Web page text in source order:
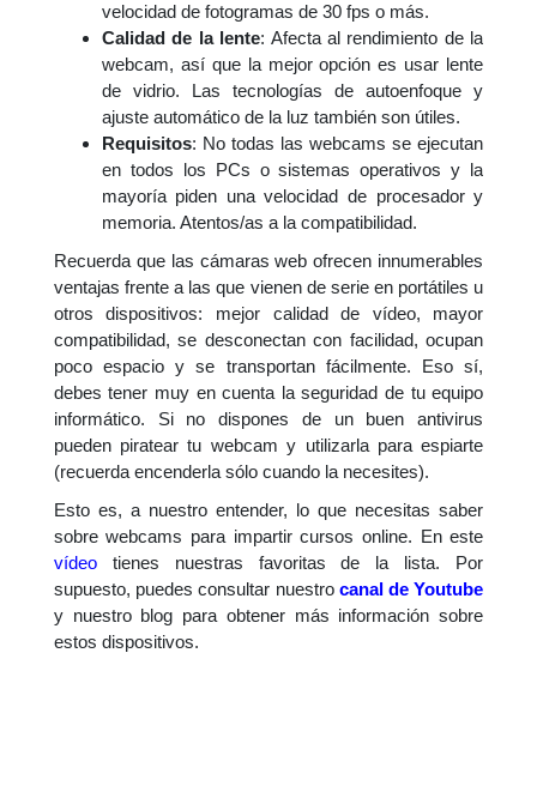
velocidad de fotogramas de 30 fps o más.
Calidad de la lente: Afecta al rendimiento de la
webcam, así que la mejor opción es usar lente
de vidrio. Las tecnologías de autoenfoque y
ajuste automático de la luz también son útiles.
Requisitos: No todas las webcams se ejecutan
en todos los PCs o sistemas operativos y la
mayoría piden una velocidad de procesador y
memoria. Atentos/as a la compatibilidad.
Recuerda que las cámaras web ofrecen innumerables
ventajas frente a las que vienen de serie en portátiles u
otros dispositivos: mejor calidad de vídeo, mayor
compatibilidad, se desconectan con facilidad, ocupan
poco espacio y se transportan fácilmente. Eso sí,
debes tener muy en cuenta la seguridad de tu equipo
informático. Si no dispones de un buen antivirus
pueden piratear tu webcam y utilizarla para espiarte
(recuerda encenderla sólo cuando la necesites).
Esto es, a nuestro entender, lo que necesitas saber
sobre webcams para impartir cursos online. En este
vídeo tienes nuestras favoritas de la lista. Por
supuesto, puedes consultar nuestro canal de Youtube
y nuestro blog para obtener más información sobre
estos dispositivos.